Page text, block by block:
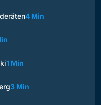
4 Min
1 Min
3 Min